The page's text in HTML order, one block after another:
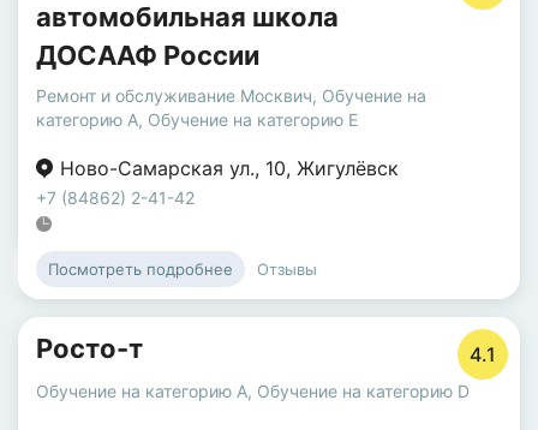
автомобильная школа
ДОСААФ России
Ремонт и обслуживание Москвич, Обучение на
категорию A, Обучение на категорию E
Ново-Самарская ул., 10, Жигулёвск
+7 (84862) 2-41-42
Посмотреть подробнее Отзывы
Росто-т 4.1
Обучение на категорию A, Обучение на категорию D